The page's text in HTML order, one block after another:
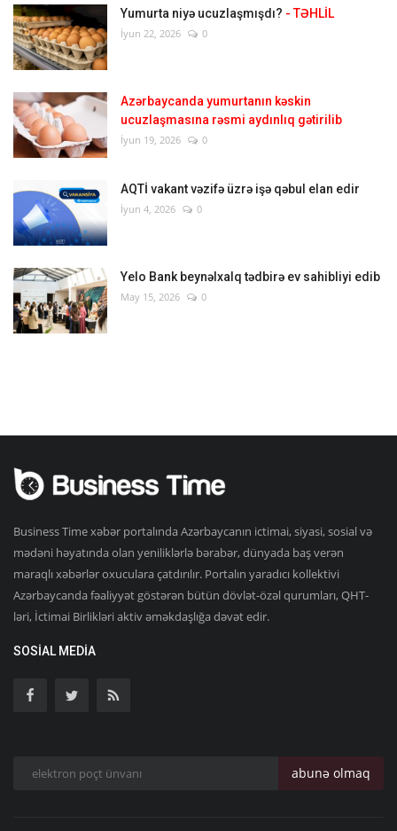
Yumurta niyə ucuzlaşmışdı? - TƏHLİL
İyun 22, 2026 0
Azərbaycanda yumurtanın kəskin
ucuzlaşmasına rəsmi aydınlıq gətirilib
İyun 19, 2026 0
AQTİ vakant vəzifə üzrə işə qəbul elan edir
İyun 4, 2026 0
Yelo Bank beynəlxalq tədbirə ev sahibliyi edib
May 15, 2026 0
Business Time xəbər portalında Azərbaycanın ictimai, siyasi, sosial və
mədəni həyatında olan yeniliklərlə bərabər, dünyada baş verən
maraqlı xəbərlər oxuculara çatdırılır. Portalın yaradıcı kollektivi
Azərbaycanda fəaliyyət göstərən bütün dövlət-özəl qurumları, QHT-
ləri, İctimai Birlikləri aktiv əməkdaşlığa dəvət edir.
SOSIAL MEDIA
abunə olmaq